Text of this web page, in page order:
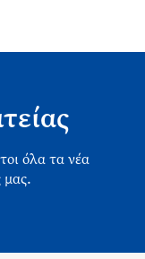
όλα τα νέα
μας.